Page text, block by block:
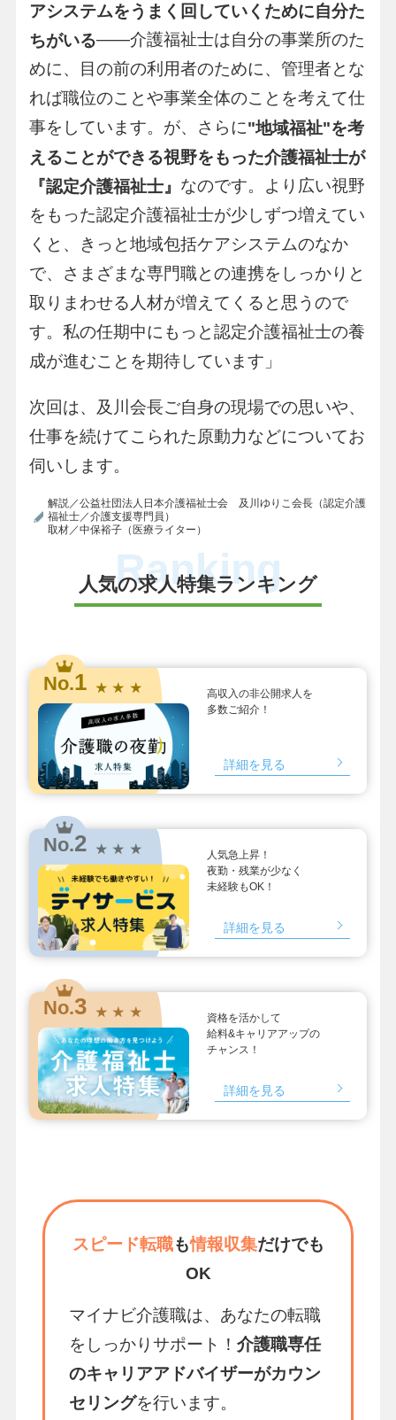
アシステムをうまく回していくために自分た
ちがいる――介護福祉士は自分の事業所のた
めに、目の前の利用者のために、管理者とな
れば職位のことや事業全体のことを考えて仕
事をしています。が、さらに"地域福祉"を考
えることができる視野をもった介護福祉士が
『認定介護福祉士』 なのです。より広い視野
をもった認定介護福祉士が少しずつ増えてい
くと、きっと地域包括ケアシステムのなか
で、さまざまな専門職との連携をしっかりと
取りまわせる人材が増えてくると思うので
す。私の任期中にもっと認定介護福祉士の養
成が進むことを期待しています」
次回は、及川会長ご自身の現場での思いや、
仕事を続けてこられた原動力などについてお
伺いします。
解説／公益社団法人日本介護福祉士会 及川ゆりこ会長（認定介護
福祉士／介護支援専門員）
取材／中保裕子（医療ライター）
人気の求人特集ランキング
Ranking
No.1 ★ ★ ★
高収入の非公開求人を
多数ご紹介！
詳細を見る
No.2 ★ ★ ★
人気急上昇！
夜勤・残業が少なく
未経験もOK！
詳細を見る
No.3 ★ ★ ★
資格を活かして
給料&キャリアアップの
チャンス！
詳細を見る
スピード転職も情報収集だけでも
OK
マイナビ介護職は、あなたの転職
をしっかりサポート！ 介護職専任
のキャリアアドバイザーがカウン
セリングを行います。